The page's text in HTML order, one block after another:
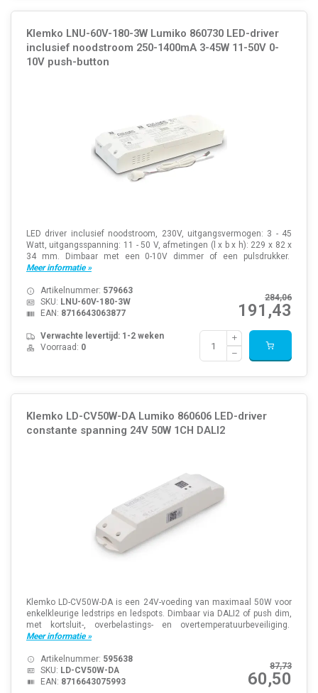
Klemko LNU-60V-180-3W Lumiko 860730 LED-driver
inclusief noodstroom 250-1400mA 3-45W 11-50V 0-
10V push-button
LED driver inclusief noodstroom, 230V, uitgangsvermogen: 3 - 45
Watt, uitgangsspanning: 11 - 50 V, afmetingen (l x b x h): 229 x 82 x
34 mm. Dimbaar met een 0-10V dimmer of een pulsdrukker.
Meer informatie »
284,06
191,43
Artikelnummer: 579663
SKU: LNU-60V-180-3W
EAN: 8716643063877
Verwachte levertijd: 1-2 weken
Voorraad: 0
Klemko LD-CV50W-DA Lumiko 860606 LED-driver
constante spanning 24V 50W 1CH DALI2
Klemko LD-CV50W-DA is een 24V-voeding van maximaal 50W voor
enkelkleurige ledstrips en ledspots. Dimbaar via DALI2 of push dim,
met kortsluit-, overbelastings- en overtemperatuurbeveiliging.
Meer informatie »
87,73
60,50
Artikelnummer: 595638
SKU: LD-CV50W-DA
EAN: 8716643075993